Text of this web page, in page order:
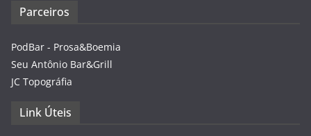
Parceiros
PodBar - Prosa&Boemia
Seu Antônio Bar&Grill
JC Topográfia
Link Úteis